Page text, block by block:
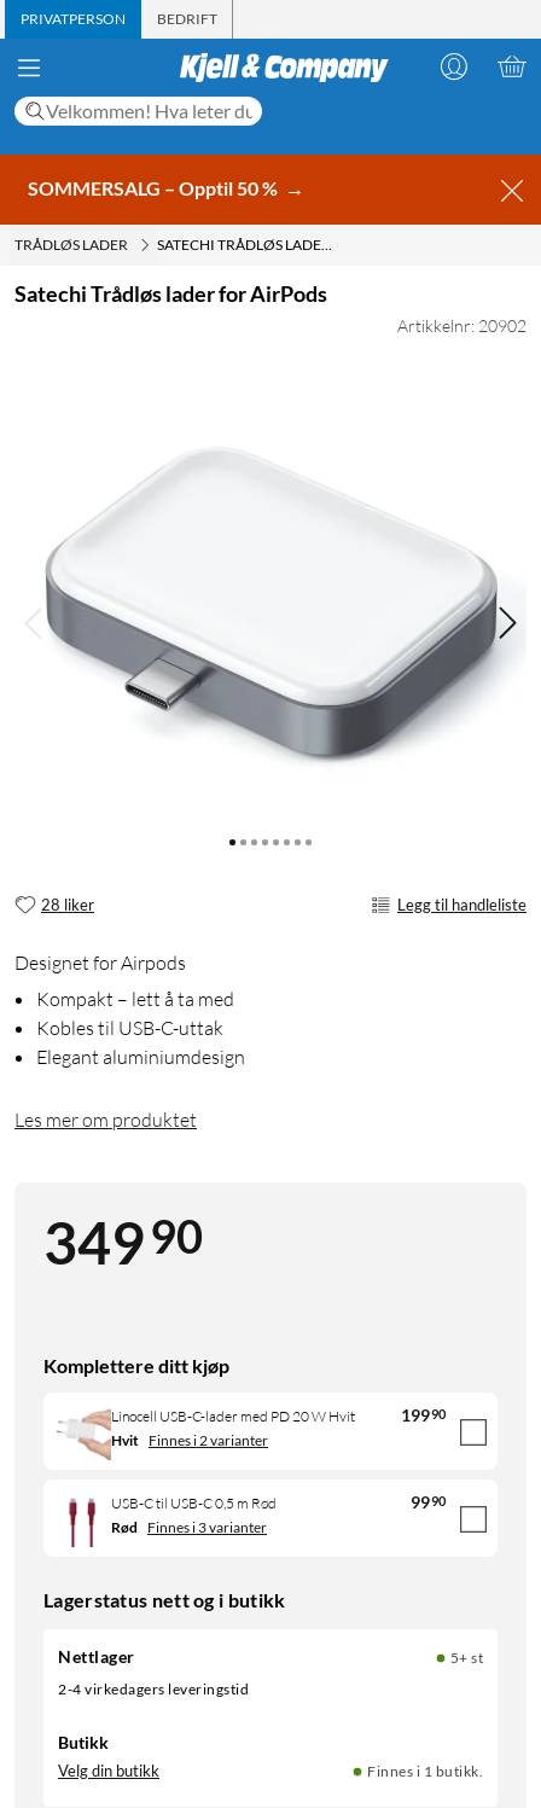
PRIVATPERSON BEDRIFT
SOMMERSALG – Opptil 50 % →
TRÅDLØS LADER SATECHI TRÅDLØS LADER FOR AIRPODS
Satechi Trådløs lader for AirPods
Artikkelnr: 20902
28 liker Legg til handleliste
Designet for Airpods
Kompakt – lett å ta med
Kobles til USB-C-uttak
Elegant aluminiumdesign
Les mer om produktet
34990
Komplettere ditt kjøp
Linocell USB-C-lader med PD 20 W Hvit 19990
Hvit Finnes i 2 varianter
USB-C til USB-C 0,5 m Rød 9990
Rød Finnes i 3 varianter
Lagerstatus nett og i butikk
Nettlager
5+ st
2-4 virkedagers leveringstid
Butikk
Velg din butikk Finnes i 1 butikk.